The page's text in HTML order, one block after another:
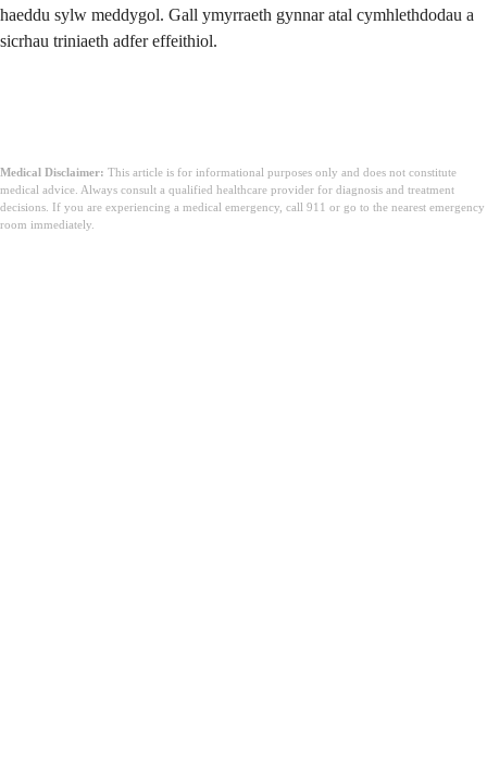
haeddu sylw meddygol. Gall ymyrraeth gynnar atal cymhlethdodau a
sicrhau triniaeth adfer effeithiol.
Medical Disclaimer: This article is for informational purposes only and does not constitute
medical advice. Always consult a qualified healthcare provider for diagnosis and treatment
decisions. If you are experiencing a medical emergency, call 911 or go to the nearest emergency
room immediately.